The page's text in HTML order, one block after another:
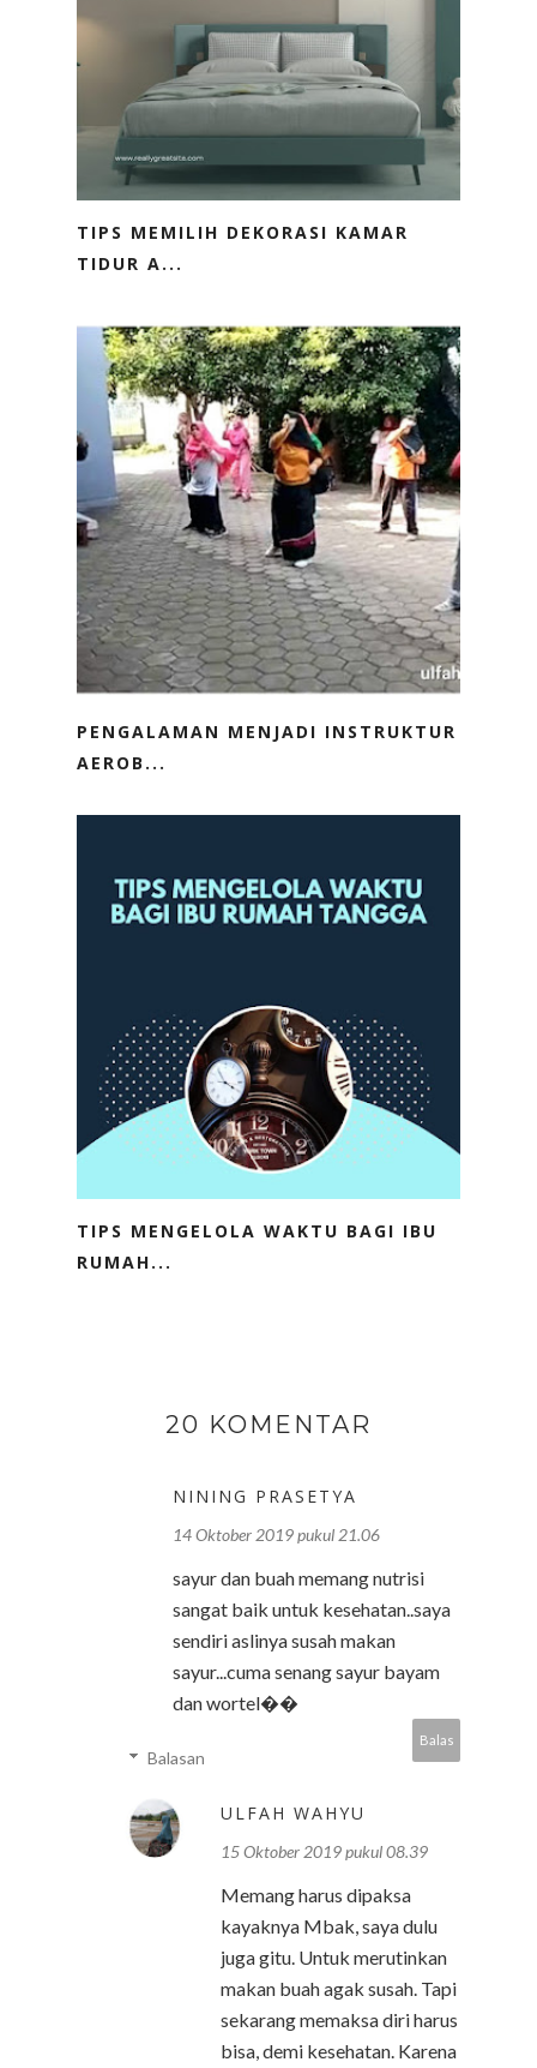
TIPS MEMILIH DEKORASI KAMAR
TIDUR A...
PENGALAMAN MENJADI INSTRUKTUR
AEROB...
TIPS MENGELOLA WAKTU BAGI IBU
RUMAH...
20 KOMENTAR
NINING PRASETYA
14 Oktober 2019 pukul 21.06
sayur dan buah memang nutrisi
sangat baik untuk kesehatan..saya
sendiri aslinya susah makan
sayur...cuma senang sayur bayam
dan wortel��
Balas
Balasan
ULFAH WAHYU
15 Oktober 2019 pukul 08.39
Memang harus dipaksa
kayaknya Mbak, saya dulu
juga gitu. Untuk merutinkan
makan buah agak susah. Tapi
sekarang memaksa diri harus
bisa, demi kesehatan. Karena